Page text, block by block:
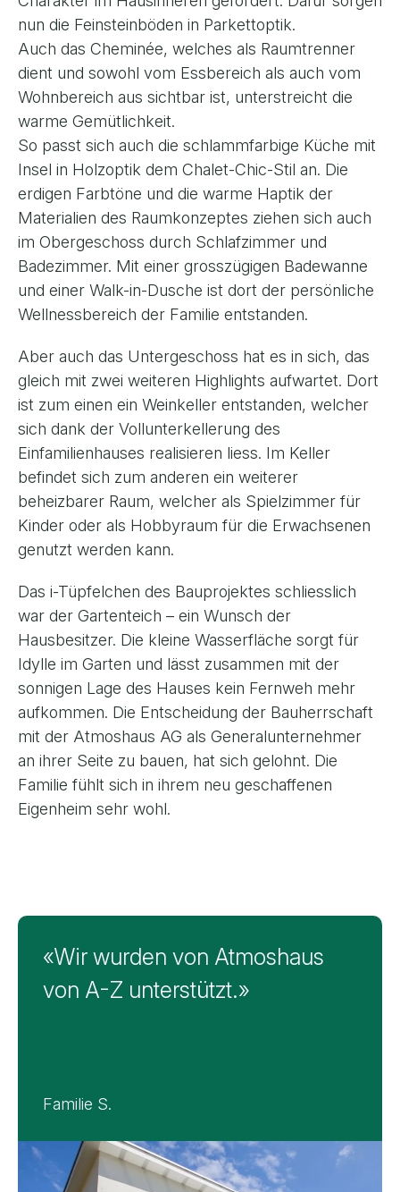
nun die Feinsteinböden in Parkettoptik.
Auch das Cheminée, welches als Raumtrenner
dient und sowohl vom Essbereich als auch vom
Wohnbereich aus sichtbar ist, unterstreicht die
warme Gemütlichkeit.
So passt sich auch die schlammfarbige Küche mit
Insel in Holzoptik dem Chalet-Chic-Stil an. Die
erdigen Farbtöne und die warme Haptik der
Materialien des Raumkonzeptes ziehen sich auch
im Obergeschoss durch Schlafzimmer und
Badezimmer. Mit einer grosszügigen Badewanne
und einer Walk-in-Dusche ist dort der persönliche
Wellnessbereich der Familie entstanden.
Aber auch das Untergeschoss hat es in sich, das
gleich mit zwei weiteren Highlights aufwartet. Dort
ist zum einen ein Weinkeller entstanden, welcher
sich dank der Vollunterkellerung des
Einfamilienhauses realisieren liess. Im Keller
befindet sich zum anderen ein weiterer
beheizbarer Raum, welcher als Spielzimmer für
Kinder oder als Hobbyraum für die Erwachsenen
genutzt werden kann.
Das i-Tüpfelchen des Bauprojektes schliesslich
war der Gartenteich – ein Wunsch der
Hausbesitzer. Die kleine Wasserfläche sorgt für
Idylle im Garten und lässt zusammen mit der
sonnigen Lage des Hauses kein Fernweh mehr
aufkommen. Die Entscheidung der Bauherrschaft
mit der Atmoshaus AG als Generalunternehmer
an ihrer Seite zu bauen, hat sich gelohnt. Die
Familie fühlt sich in ihrem neu geschaffenen
Eigenheim sehr wohl.
Feedback von F. & S., Bottenwil
«Wir wurden von Atmoshaus
von A-Z unterstützt.»
Familie S.